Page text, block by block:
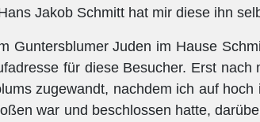
Jakob Schmitt hat mir diese ihn
Guntersblumer Juden im Hause
für diese Besucher. Erst
zugewandt, nachdem ich auf
war und beschlossen hatte,